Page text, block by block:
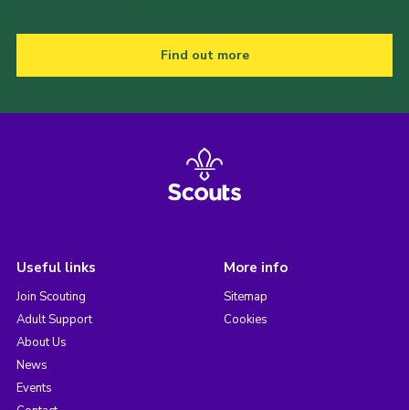
Find out more
Useful links
Join Scouting
Adult Support
About Us
News
Events
More info
Sitemap
Cookies